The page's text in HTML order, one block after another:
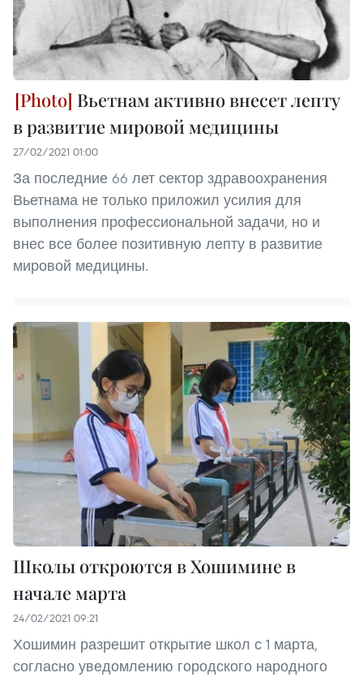
Вьетнам активно внесет лепту
в развитие мировой медицины
27/02/2021 01:00
За последние 66 лет сектор здравоохранения
Вьетнама не только приложил усилия для
выполнения профессиональной задачи, но и
внес все более позитивную лепту в развитие
мировой медицины.
Школы откроются в Хошимине в
начале марта
24/02/2021 09:21
Хошимин разрешит открытие школ с 1 марта,
согласно уведомлению городского народного